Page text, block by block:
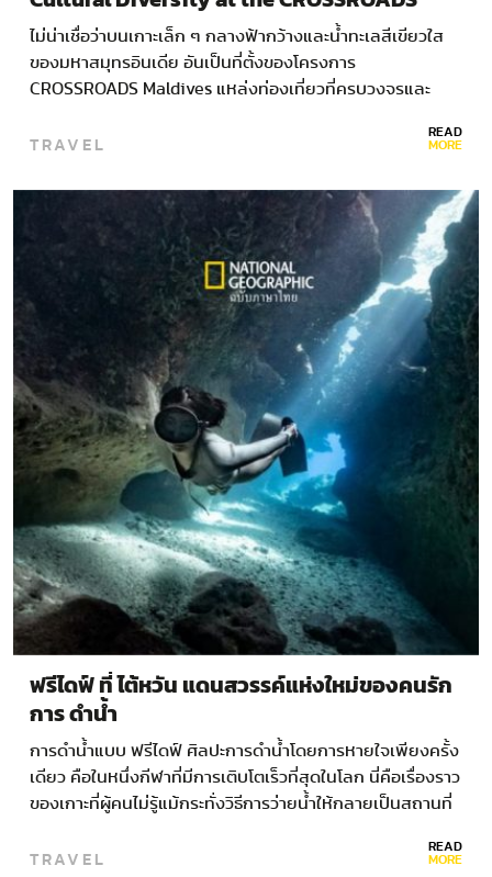
ไม่น่าเชื่อว่าบนเกาะเล็ก ๆ กลางฟ้ากว้างและนํ้าทะเลสีเขียวใส
ของมหาสมุทรอินเดีย อันเป็นที่ตั้งของโครงการ
CROSSROADS Maldives แหล่งท่องเที่ยวที่ครบวงจรและ
TRAVEL READ
MORE
ฟรีไดฟ์ ที่ ไต้หวัน แดนสวรรค์แห่งใหม่ของคนรัก
การ ดำน้ำ
การดำน้ำแบบ ฟรีไดฟ์ ศิลปะการดำน้ำโดยการหายใจเพียงครั้ง
เดียว คือในหนึ่งกีฬาที่มีการเติบโตเร็วที่สุดในโลก นี่คือเรื่องราว
ของเกาะที่ผู้คนไม่รู้แม้กระทั่งวิธีการว่ายน้ำให้กลายเป็นสถานที่
ดีนสีเงิน ครูสอนดำน้ำลึก…
TRAVEL READ
MORE